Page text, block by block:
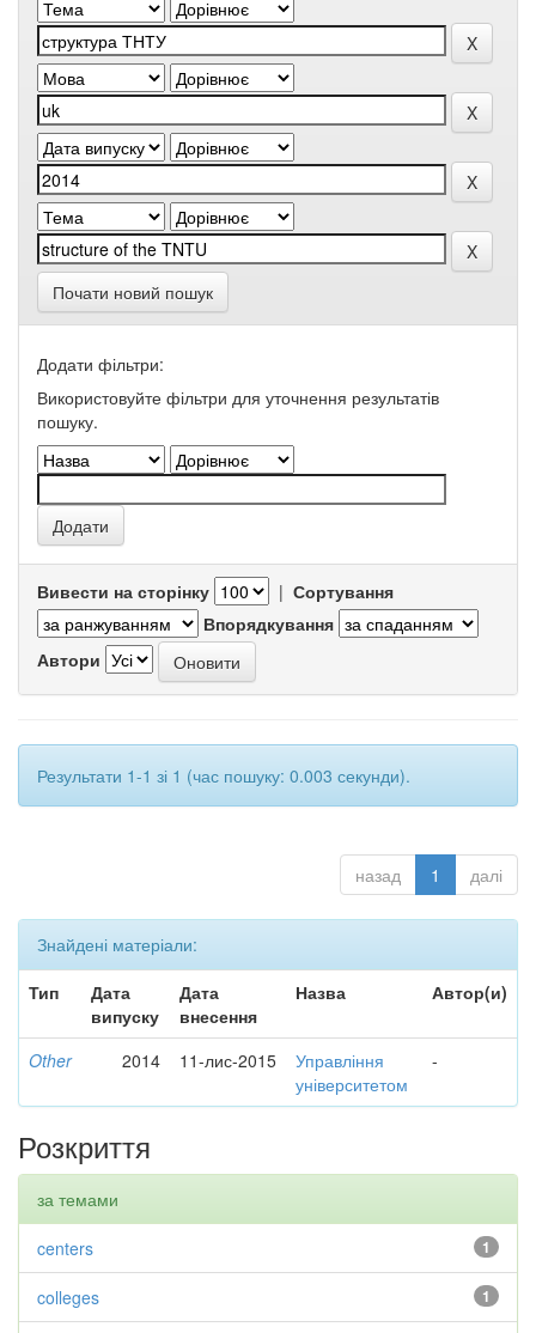
Почати новий пошук
Додати фільтри:
Використовуйте фільтри для уточнення результатів
пошуку.
Вивести на сторінку | Сортування
Впорядкування
Автори
Результати 1-1 зі 1 (час пошуку: 0.003 секунди).
назад 1 далі
Знайдені матеріали:
Тип
Дата
випуску
Дата
внесення
Назва Автор(и)
Other 2014 11-лис-2015
Управління
університетом
-
Розкриття
за темами
1
centers
1
colleges